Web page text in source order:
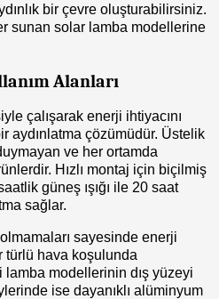
bir çevre oluşturabilirsiniz.
sunan solar lamba modellerine
Alanları
çalışarak enerji ihtiyacını
aydınlatma çözümüdür. Üstelik
ve her ortamda
Hızlı montaj için biçilmiş
güneş ışığı ile 20 saat
sağlar.
sayesinde enerji
türlü hava koşulunda
modellerinin dış yüzeyi
ise dayanıklı alüminyum